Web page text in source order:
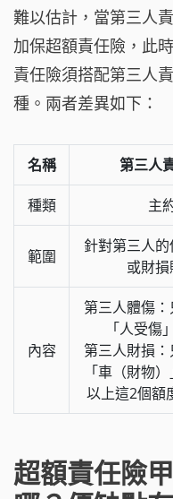
難以估計，當第三人
加保超額責任險，此
責任險須搭配第三人
種。兩者差異如下：
名稱 第三人
種類 主
範圍
針對第三人
或財損
內容
第三人體傷
「人受傷
第三人財損
「車（財物
以上這2個額
超額責任險